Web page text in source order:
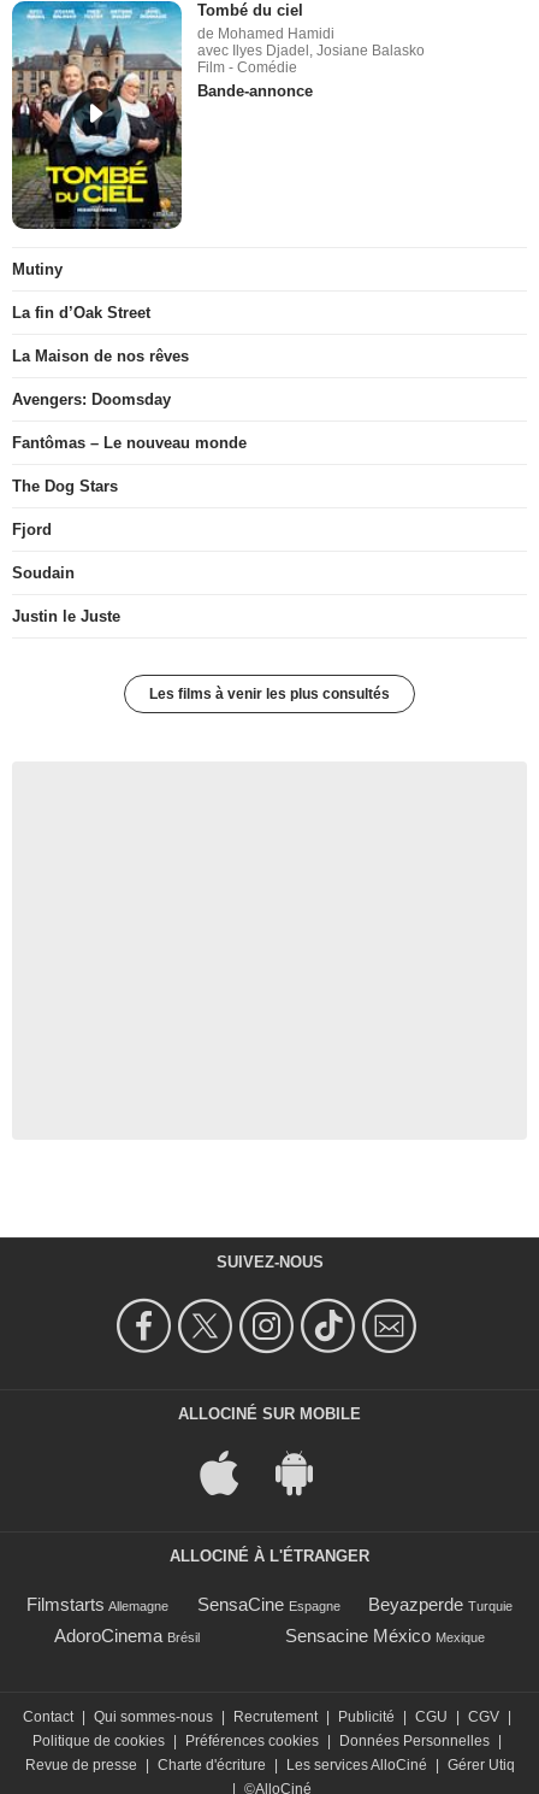
Tombé du ciel
de Mohamed Hamidi
avec Ilyes Djadel, Josiane Balasko
Film - Comédie
Bande-annonce
Mutiny
La fin d’Oak Street
La Maison de nos rêves
Avengers: Doomsday
Fantômas – Le nouveau monde
The Dog Stars
Fjord
Soudain
Justin le Juste
Les films à venir les plus consultés
SUIVEZ-NOUS
ALLOCINÉ SUR MOBILE
ALLOCINÉ À L'ÉTRANGER
Filmstarts Allemagne SensaCine Espagne Beyazperde Turquie
AdoroCinema Brésil Sensacine México Mexique
Contact | Qui sommes-nous | Recrutement | Publicité | CGU | CGV |
Politique de cookies | Préférences cookies | Données Personnelles |
Revue de presse
| Charte d'écriture | Les services AlloCiné | Gérer Utiq
| ©AlloCiné